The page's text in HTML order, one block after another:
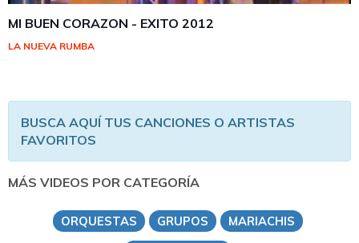
MI BUEN CORAZON - EXITO 2012
LA NUEVA RUMBA
BUSCA AQUÍ TUS CANCIONES O ARTISTAS
FAVORITOS
MÁS VIDEOS POR CATEGORÍA
ORQUESTAS GRUPOS
MARIACHIS